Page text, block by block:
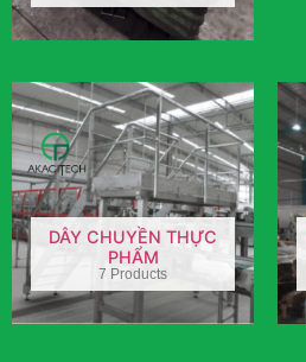
DÂY CHUYỀN THỰC
PHẨM
7 Products